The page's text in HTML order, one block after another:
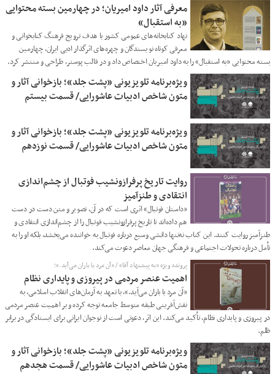
معرفی آثار داود امیریان؛ در چهارمین بسته محتوایی
«به استقبال»
نهاد کتابخانه‌های عمومی کشور با هدف ترویج فرهنگ کتابخوانی و
معرفی کوتاه نویسندگان و چهره‌های اثرگذار ادبی ایران، چهارمین
بسته محتوایی «به استقبال» را به داود امیریان اختصاص داد و در قالب پوستر، طراحی و منتشر کرد.
ویژه‌برنامه تلویزیونی «پشت جلد»؛ بازخوانی آثار و
متون شاخص ادبیات عاشورایی/ قسمت بیستم
ویژه‌برنامه تلویزیونی «پشت جلد»؛ بازخوانی آثار و
متون شاخص ادبیات عاشورایی/ قسمت نوزدهم
روایت تاریخ پرفرازونشیب فوتبال از چشم‌اندازی
انتقادی و طنزآمیز
«داستان فوتبال» اثری است که در آن، تصویر و متن دست ‌در ‌دست
هم داده‌اند تا تاریخ پرفرازونشیب فوتبال را از چشم‌اندازی انتقادی و
طنزآمیز روایت کنند. این کتاب نه‌تنها دانشی وسیع درباره فوتبال به خواننده می‌بخشد، بلکه او را به
تأمل درباره تحولات اجتماعی و فرهنگی جهان معاصر دعوت می‌کند.
پرونده ویژه «به پیشنهاد آقا» / «آن مرد با باران می‌آید.»؛
اهمیت عنصر مردمی در پیروزی و پایداری نظام
«آن مرد با باران می‌آید.»، با تعهد به آرمان‌های انقلاب اسلامی، به
نقش‌آفرینی طبقه متوسط جامعه توجه کرده و بر اهمیت عنصر مردمی
در پیروزی و پایداری نظام، تأکید می‌کند. این اثر، دعوتی است از نوجوان ایرانی برای ایستادگی در برابر
ظلم.
ویژه‌برنامه تلویزیونی «پشت جلد»؛ بازخوانی آثار و
متون شاخص ادبیات عاشورایی/ قسمت هجدهم